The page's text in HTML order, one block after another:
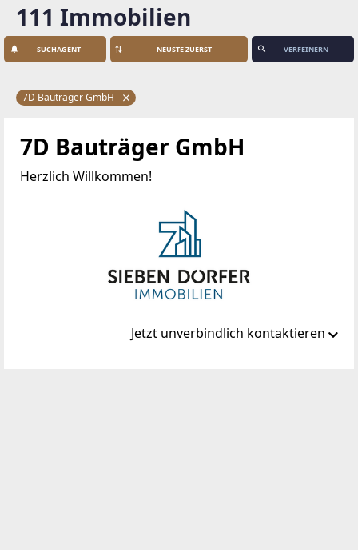
111 Immobilien
SUCHAGENT VERFEINERN
7D Bauträger GmbH
7D Bauträger GmbH
Herzlich Willkommen!
Jetzt unverbindlich kontaktieren